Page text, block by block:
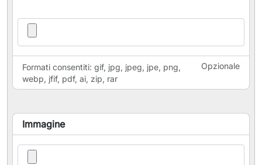
Formati consentiti: gif, jpg, jpeg, jpe, png,
webp, jfif, pdf, ai, zip, rar
Opzionale
Immagine